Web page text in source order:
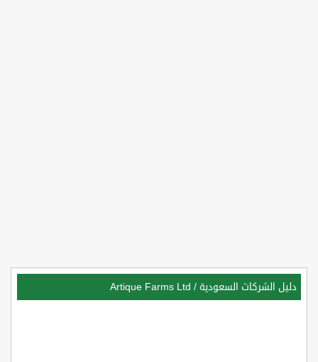
دليل الشركات السعودية /
Artique Farms Ltd